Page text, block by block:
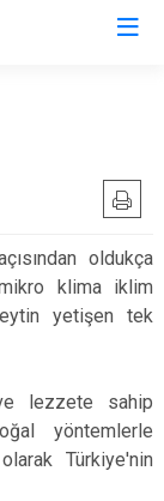
oldukça
klima iklim
yetişen tek
lezzete sahip
yöntemlerle
Türkiye'nin